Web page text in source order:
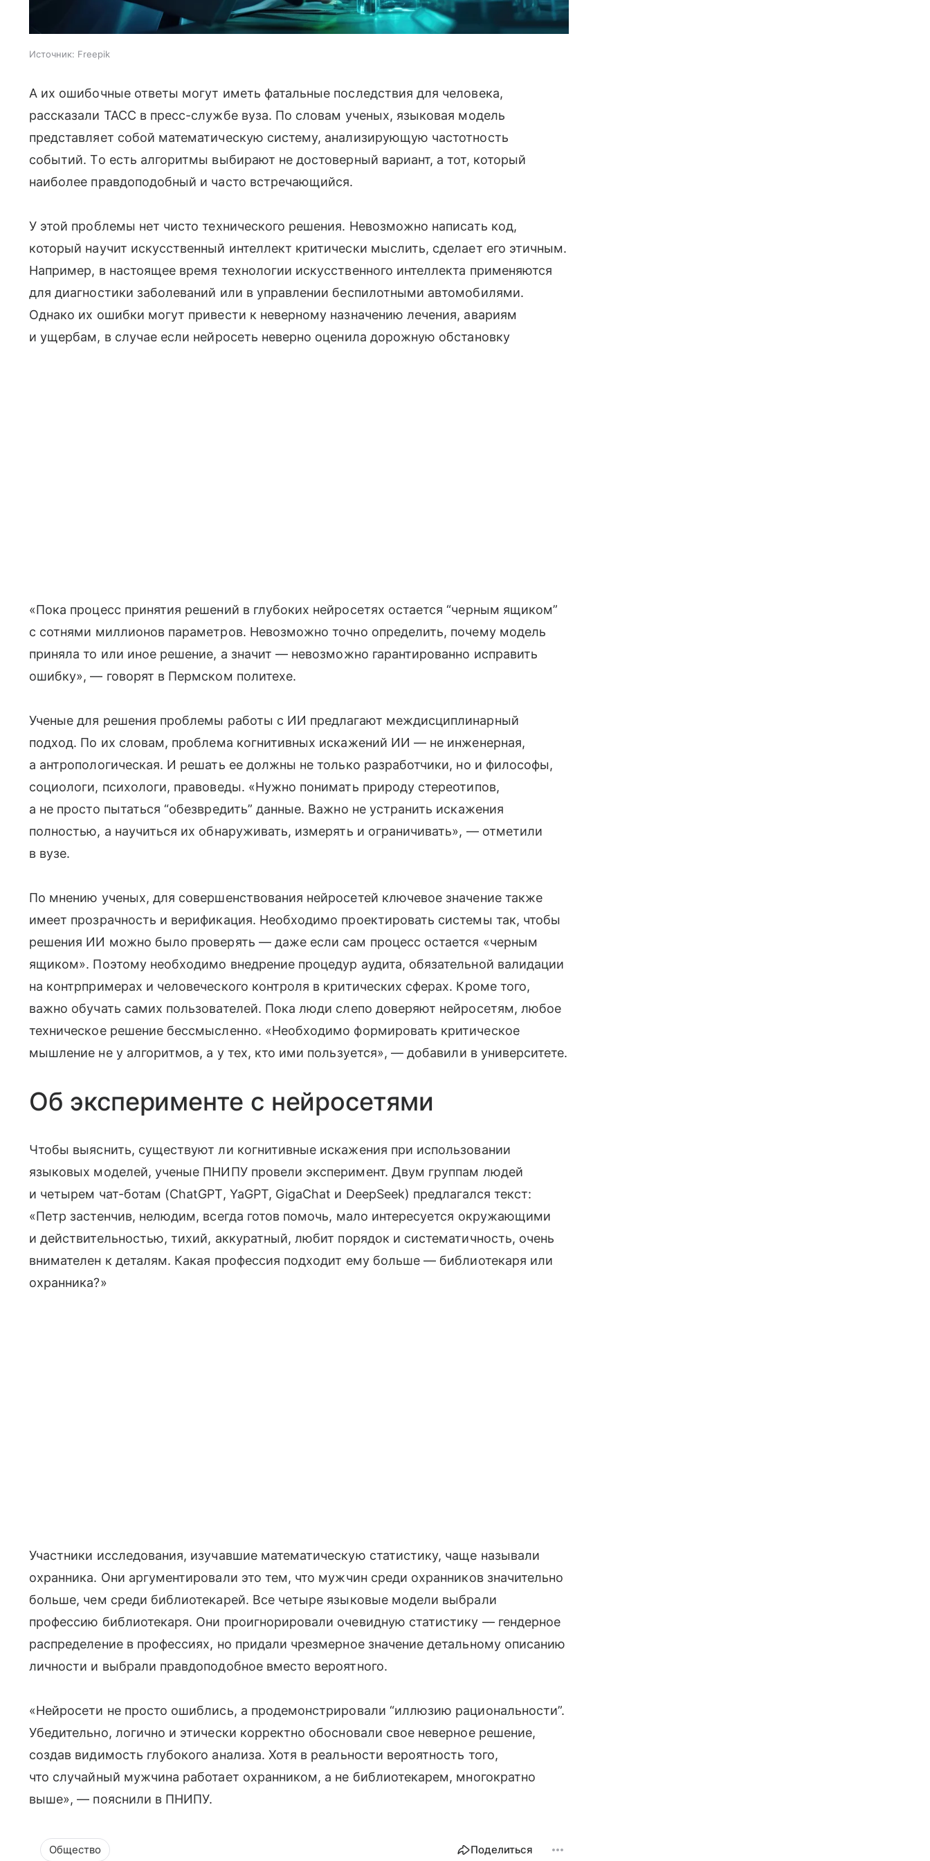
Источник: Freepik
А их ошибочные ответы могут иметь фатальные последствия для человека,
рассказали ТАСС в пресс-службе вуза. По словам ученых, языковая модель
представляет собой математическую систему, анализирующую частотность
событий. То есть алгоритмы выбирают не достоверный вариант, а тот, который
наиболее правдоподобный и часто встречающийся.
У этой проблемы нет чисто технического решения. Невозможно написать код,
который научит искусственный интеллект критически мыслить, сделает его этичным.
Например, в настоящее время технологии искусственного интеллекта применяются
для диагностики заболеваний или в управлении беспилотными автомобилями.
Однако их ошибки могут привести к неверному назначению лечения, авариям
и ущербам, в случае если нейросеть неверно оценила дорожную обстановку
«Пока процесс принятия решений в глубоких нейросетях остается “черным ящиком”
с сотнями миллионов параметров. Невозможно точно определить, почему модель
приняла то или иное решение, а значит — невозможно гарантированно исправить
ошибку», — говорят в Пермском политехе.
Ученые для решения проблемы работы с ИИ предлагают междисциплинарный
подход. По их словам, проблема когнитивных искажений ИИ — не инженерная,
а антропологическая. И решать ее должны не только разработчики, но и философы,
социологи, психологи, правоведы. «Нужно понимать природу стереотипов,
а не просто пытаться “обезвредить” данные. Важно не устранить искажения
полностью, а научиться их обнаруживать, измерять и ограничивать», — отметили
в вузе.
По мнению ученых, для совершенствования нейросетей ключевое значение также
имеет прозрачность и верификация. Необходимо проектировать системы так, чтобы
решения ИИ можно было проверять — даже если сам процесс остается «черным
ящиком». Поэтому необходимо внедрение процедур аудита, обязательной валидации
на контрпримерах и человеческого контроля в критических сферах. Кроме того,
важно обучать самих пользователей. Пока люди слепо доверяют нейросетям, любое
техническое решение бессмысленно. «Необходимо формировать критическое
мышление не у алгоритмов, а у тех, кто ими пользуется», — добавили в университете.
Об эксперименте с нейросетями
Чтобы выяснить, существуют ли когнитивные искажения при использовании
языковых моделей, ученые ПНИПУ провели эксперимент. Двум группам людей
и четырем чат-ботам (ChatGPT, YaGPT, GigaChat и DeepSeek) предлагался текст:
«Петр застенчив, нелюдим, всегда готов помочь, мало интересуется окружающими
и действительностью, тихий, аккуратный, любит порядок и систематичность, очень
внимателен к деталям. Какая профессия подходит ему больше — библиотекаря или
охранника?»
Участники исследования, изучавшие математическую статистику, чаще называли
охранника. Они аргументировали это тем, что мужчин среди охранников значительно
больше, чем среди библиотекарей. Все четыре языковые модели выбрали
профессию библиотекаря. Они проигнорировали очевидную статистику — гендерное
распределение в профессиях, но придали чрезмерное значение детальному описанию
личности и выбрали правдоподобное вместо вероятного.
«Нейросети не просто ошиблись, а продемонстрировали “иллюзию рациональности”.
Убедительно, логично и этически корректно обосновали свое неверное решение,
создав видимость глубокого анализа. Хотя в реальности вероятность того,
что случайный мужчина работает охранником, а не библиотекарем, многократно
выше», — пояснили в ПНИПУ.
Общество Поделиться